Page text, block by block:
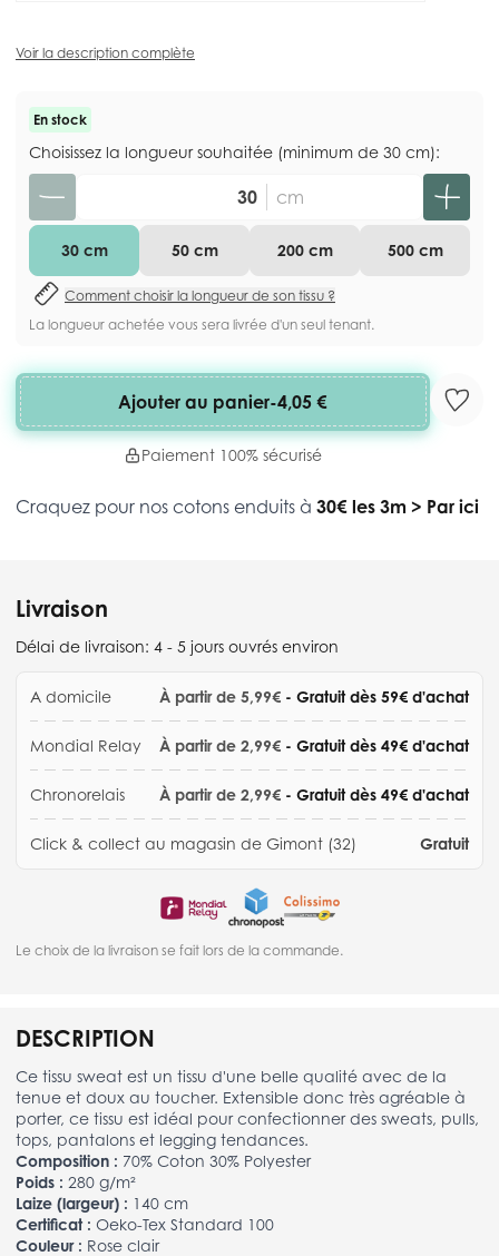
Voir la description complète
En stock
Choisissez la longueur souhaitée (minimum de 30 cm):
cm
30 cm 50 cm 200 cm 500 cm
Comment choisir la longueur de son tissu ?
La longueur achetée vous sera livrée d'un seul tenant.
Ajouter au panier-4,05 €
Paiement 100% sécurisé
Craquez pour nos cotons enduits à 30€ les 3m > Par ici
Livraison
Délai de livraison: 4 - 5 jours ouvrés environ
A domicile À partir de 5,99€ - Gratuit dès 59€ d'achat
Mondial Relay À partir de 2,99€ - Gratuit dès 49€ d'achat
Chronorelais À partir de 2,99€ - Gratuit dès 49€ d'achat
Click & collect au magasin de Gimont (32) Gratuit
Le choix de la livraison se fait lors de la commande.
DESCRIPTION
Ce tissu sweat est un tissu d'une belle qualité avec de la
tenue et doux au toucher. Extensible donc très agréable à
porter, ce tissu est idéal pour confectionner des sweats, pulls,
tops, pantalons et legging tendances.
Composition : 70% Coton 30% Polyester
Poids : 280 g/m²
Laize (largeur) : 140 cm
Certificat : Oeko-Tex Standard 100
Couleur : Rose clair